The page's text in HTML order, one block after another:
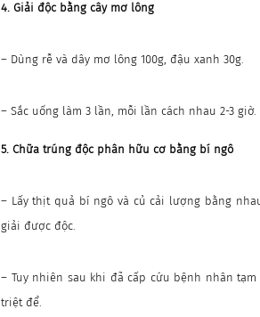
4. Giải độc bằng cây mơ lông
– Dùng rễ và dây mơ lông 100g, đậu xanh 30g.
– Sắc uống làm 3 lần, mỗi lần cách nhau 2-3 giờ.
5. Chữa trúng độc phân hữu cơ bằng bí ngô
– Lấy thịt quả bí ngô và củ cải lượng bằng
giải được độc.
– Tuy nhiên sau khi đã cấp cứu bệnh nhân
triệt để.